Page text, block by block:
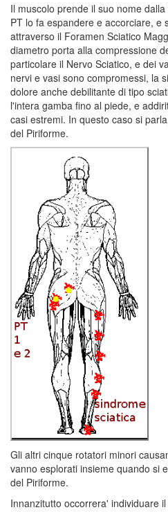
Il muscolo prende il suo nome
PT lo fa espandere e accorciare, e
attraverso il Foramen Sciatico
diametro porta alla compressione
particolare il Nervo Sciatico, e dei
nervi e vasi sono compromessi, la
dolore anche debilitante di tipo
l'intera gamba fino al piede, e
casi estremi. In questo caso si
del Piriforme.
Gli altri cinque rotatori minori
vanno esplorati insieme quando si
del Piriforme.
Innanzitutto occorrera' individuare